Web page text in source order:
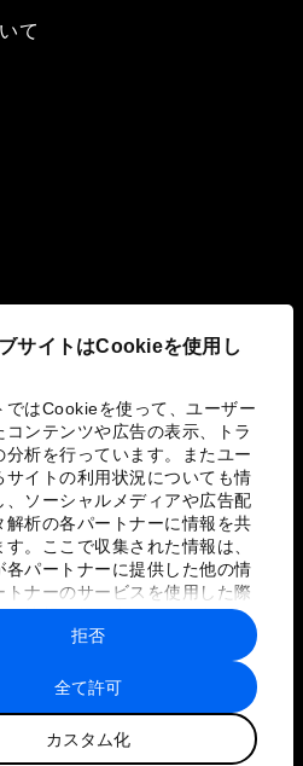
サイトはCookieを使用し
ではCookieを使って、ユーザー
コンテンツや広告の表示、トラ
分析を行っています。またユー
サイトの利用状況についても情
、ソーシャルメディアや広告配
解析の各パートナーに情報を共
。ここで収集された情報は、
各パートナーに提供した他の情
トナーのサービスを使用した際
た情報と組み合わされ、各パー
て使用されることがありま
全て許可
カスタム化
拒否
て
組み
リシーと利用規約
トマップ
界経済フォーラム